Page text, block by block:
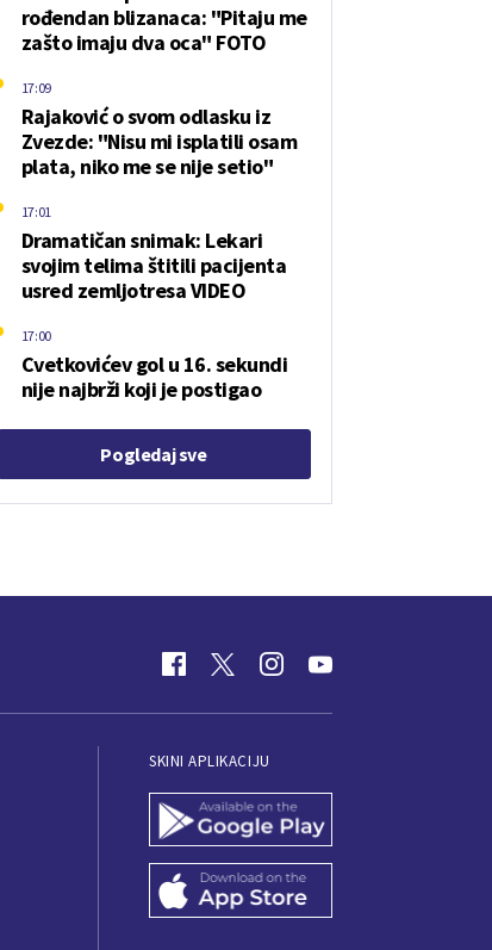
rođendan blizanaca: "Pitaju me
zašto imaju dva oca" FOTO
Rajaković o svom odlasku iz
Zvezde: "Nisu mi isplatili osam
plata, niko me se nije setio"
17:09
Dramatičan snimak: Lekari
svojim telima štitili pacijenta
usred zemljotresa VIDEO
17:01
Cvetkovićev gol u 16. sekundi
nije najbrži koji je postigao
17:00
Pogledaj sve
SKINI APLIKACIJU